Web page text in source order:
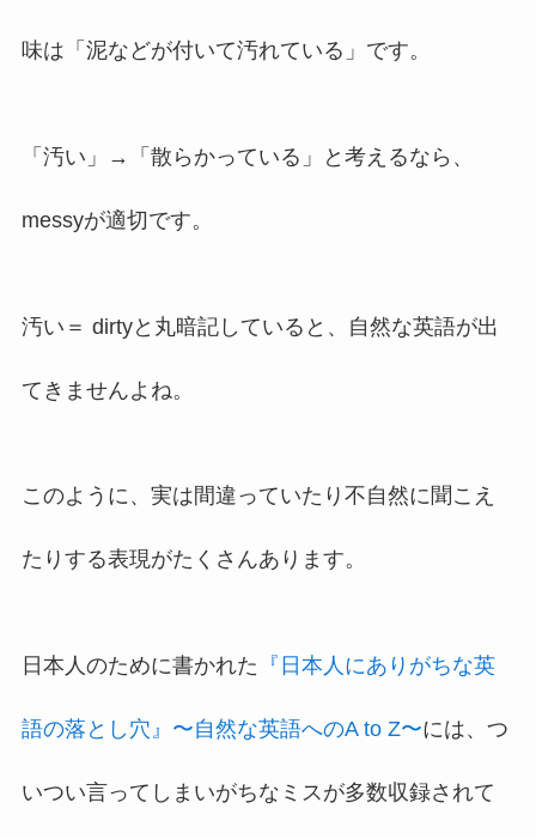
味は「泥などが付いて汚れている」です。
「汚い」→「散らかっている」と考えるなら、
messyが適切です。
汚い＝ dirtyと丸暗記していると、自然な英語が出
てきませんよね。
このように、実は間違っていたり不自然に聞こえ
たりする表現がたくさんあります。
日本人のために書かれた 『日本人にありがちな英
語の落とし穴』〜自然な英語へのA to Z〜には、つ
いつい言ってしまいがちなミスが多数収録されて